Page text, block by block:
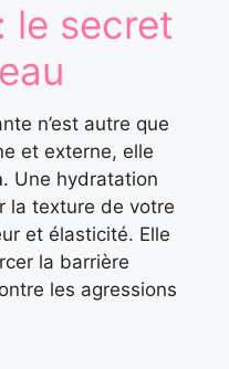
le secret
n’est autre que
et externe, elle
. Une hydratation
la texture de votre
et élasticité. Elle
la barrière
les agressions